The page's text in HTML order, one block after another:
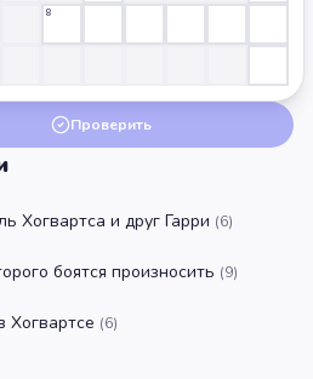
8
Проверить
Хогвартса и друг Гарри (6)
боятся произносить (9)
Хогвартсе (6)